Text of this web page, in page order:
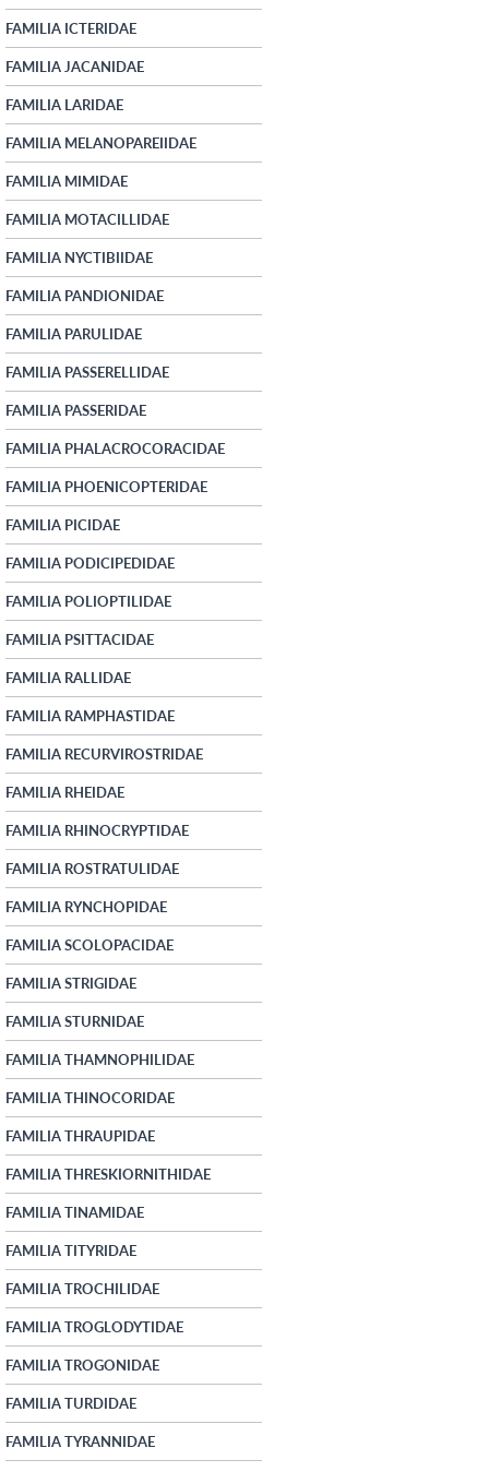
FAMILIA ICTERIDAE
FAMILIA JACANIDAE
FAMILIA LARIDAE
FAMILIA MELANOPAREIIDAE
FAMILIA MIMIDAE
FAMILIA MOTACILLIDAE
FAMILIA NYCTIBIIDAE
FAMILIA PANDIONIDAE
FAMILIA PARULIDAE
FAMILIA PASSERELLIDAE
FAMILIA PASSERIDAE
FAMILIA PHALACROCORACIDAE
FAMILIA PHOENICOPTERIDAE
FAMILIA PICIDAE
FAMILIA PODICIPEDIDAE
FAMILIA POLIOPTILIDAE
FAMILIA PSITTACIDAE
FAMILIA RALLIDAE
FAMILIA RAMPHASTIDAE
FAMILIA RECURVIROSTRIDAE
FAMILIA RHEIDAE
FAMILIA RHINOCRYPTIDAE
FAMILIA ROSTRATULIDAE
FAMILIA RYNCHOPIDAE
FAMILIA SCOLOPACIDAE
FAMILIA STRIGIDAE
FAMILIA STURNIDAE
FAMILIA THAMNOPHILIDAE
FAMILIA THINOCORIDAE
FAMILIA THRAUPIDAE
FAMILIA THRESKIORNITHIDAE
FAMILIA TINAMIDAE
FAMILIA TITYRIDAE
FAMILIA TROCHILIDAE
FAMILIA TROGLODYTIDAE
FAMILIA TROGONIDAE
FAMILIA TURDIDAE
FAMILIA TYRANNIDAE